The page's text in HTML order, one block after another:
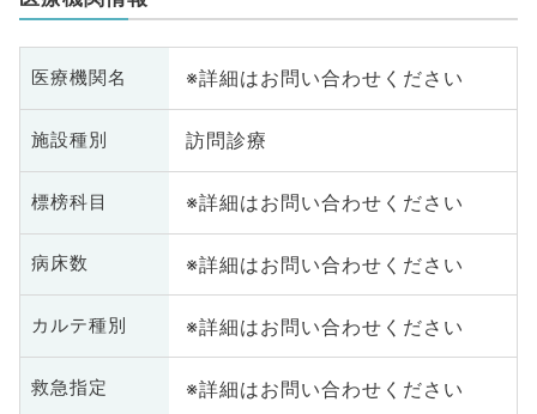
医療機関名 ※詳細はお問い合わせください
施設種別 訪問診療
標榜科目 ※詳細はお問い合わせください
病床数 ※詳細はお問い合わせください
カルテ種別 ※詳細はお問い合わせください
救急指定 ※詳細はお問い合わせください